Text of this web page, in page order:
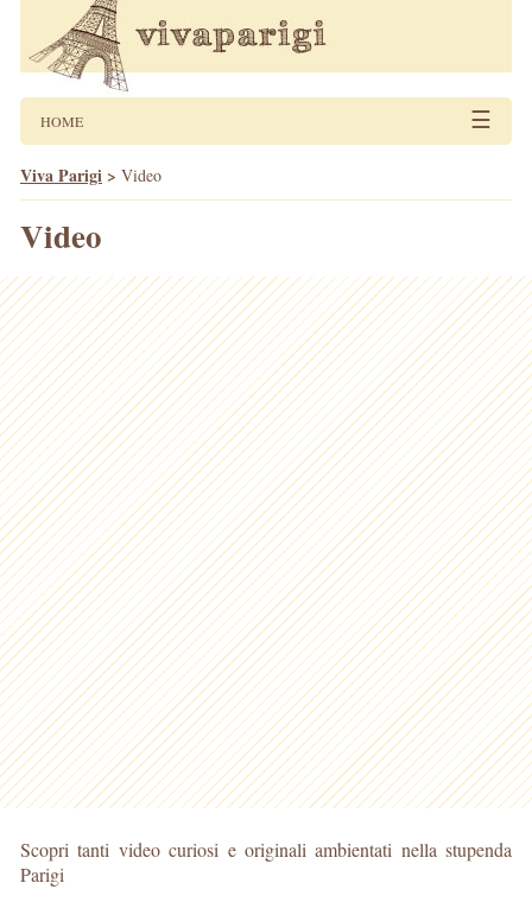
HOME ☰
Viva Parigi > Video
Video
Scopri tanti video curiosi e originali ambientati nella stupenda
Parigi